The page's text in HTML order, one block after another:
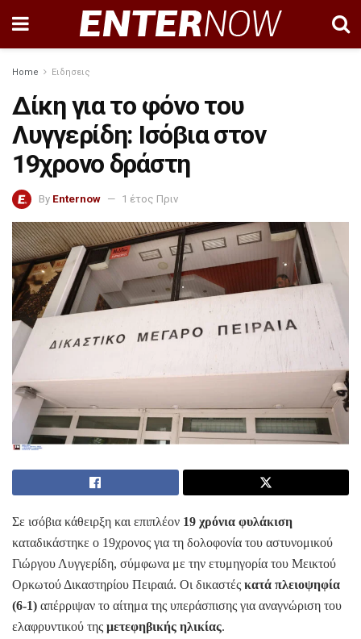
Home Ειδησεις
Δίκη για το φόνο του
Λυγγερίδη: Ισόβια στον
19χρονο δράστη
By Enternow 1 έτος Πριν
Σε ισόβια κάθειρξη και επιπλέον 19 χρόνια φυλάκιση
καταδικάστηκε ο 19χρονος για τη δολοφονία του αστυνομικού
Γιώργου Λυγγερίδη, σύμφωνα με την ετυμηγορία του Μεικτού
Ορκωτού Δικαστηρίου Πειραιά. Οι δικαστές κατά πλειοψηφία
(6-1) απέρριψαν το αίτημα της υπεράσπισης για αναγνώριση του
ελαφρυντικού της μετεφηβικής ηλικίας.